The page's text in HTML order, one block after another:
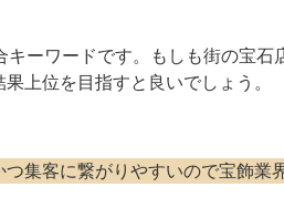
ーワードです。もしも街の宝石
上位を目指すと良いでしょう。
集客に繋がりやすいので宝飾業